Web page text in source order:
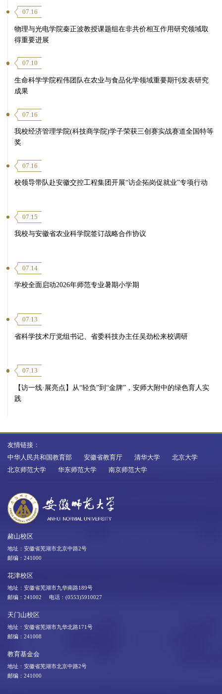
07.16
物理与光电学院秦正波教授课题组在非共价相互作用研究领域取
得重要进展
07.10
生命科学学院程伟团队在农业与食品化学领域重要期刊发表研究
成果
07.16
我校经济管理学院(科技商学院)学子荣获三创赛实战赛道全国特等
奖
07.16
校领导带队赴安徽交控工程集团开展“访企拓岗促就业”专项行动
07.15
我校与安徽省农业科学院签订战略合作协议
07.14
学校全面启动2026年师范专业暑期小学期
07.13
省科学技术厅党组书记、省委科技办主任吴劲松来校调研
07.13
【访一线·展亮点】从“轻负”到“金牌”，安师大附中的绿色育人实
践
友情链接：
中华人民共和国教育部
安徽省教育厅 清华大学
北京大学
北京师范大学
华东师范大学 南京师范大学
赭山校区
地址：安徽省芜湖市北京中路2号
邮编：241000
花津校区
地址：安徽省芜湖市九华南路189号
邮编：241002 电话：(0553)5910027
天门山校区
地址：安徽省芜湖市九华北路171号
邮编：241008
教育基金会
地址：安徽省芜湖市北京中路2号
邮编：241000